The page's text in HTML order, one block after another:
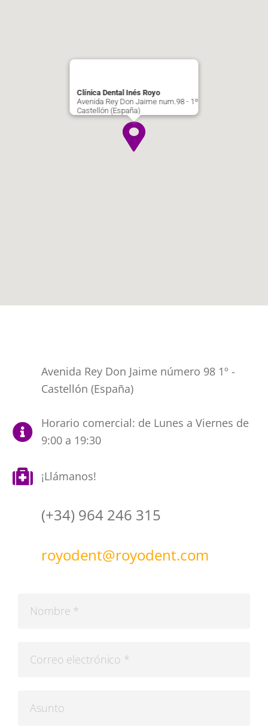
Clínica Dental Inés Royo
Avenida Rey Don Jaime num.98 - 1º
Castellón (España)
Avenida Rey Don Jaime número 98 1º -
Castellón (España)
Horario comercial: de Lunes a Viernes de
9:00 a 19:30
¡Llámanos!
(+34) 964 246 315
royodent@royodent.com